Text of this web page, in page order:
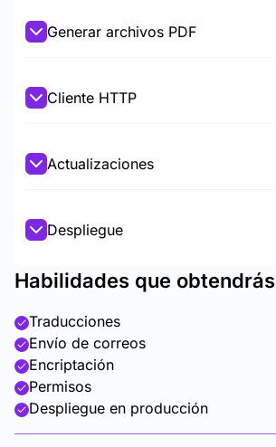
Generar archivos PDF
Cliente HTTP
Actualizaciones
Despliegue
Habilidades que obtendrás
Traducciones
Envío de correos
Encriptación
Permisos
Despliegue en producción